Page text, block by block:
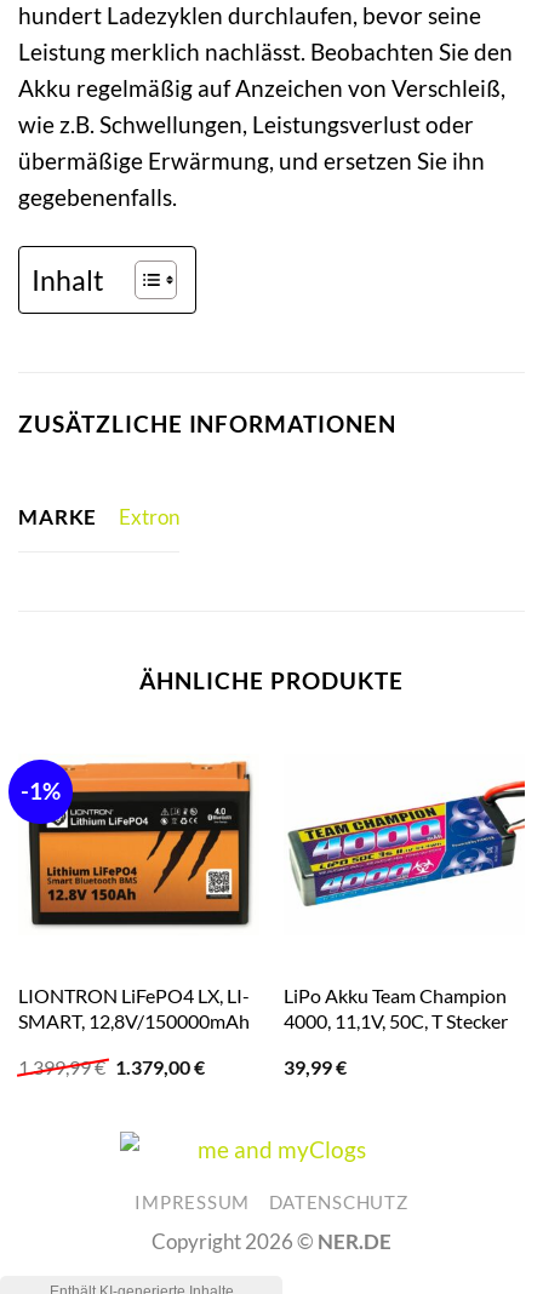
hundert Ladezyklen durchlaufen, bevor seine
Leistung merklich nachlässt. Beobachten Sie den
Akku regelmäßig auf Anzeichen von Verschleiß,
wie z.B. Schwellungen, Leistungsverlust oder
übermäßige Erwärmung, und ersetzen Sie ihn
gegebenenfalls.
Inhalt
ZUSÄTZLICHE INFORMATIONEN
MARKE Extron
ÄHNLICHE PRODUKTE
-1%
LIONTRON LiFePO4 LX, LI-
SMART, 12,8V/150000mAh
1.399,99€ Ursprünglicher
1.379,00€Aktueller
LiPo Akku Team Champion
4000, 11,1V, 50C, T Stecker
39,99€
IMPRESSUM DATENSCHUTZ
Copyright 2026 © NER.DE